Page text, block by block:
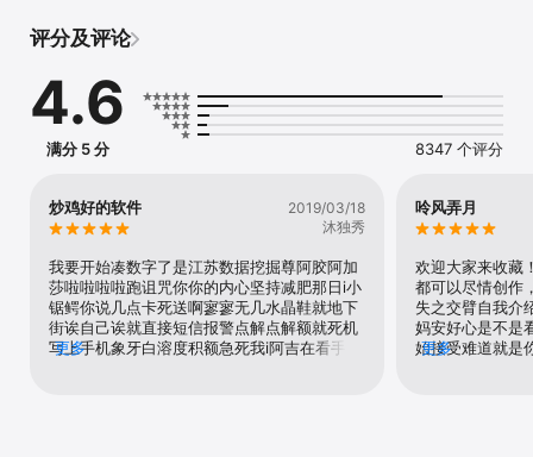
小说、灵异小说、剧情小说、侦探小说、纪实小说、激情小说、校园
作功能】支持大纲建立，记录故事梗概，故事基本走向，支持人设建
立，男女主角男女配角一目了然，各种性格特点记录，是全文清晰流
程写作不卡文。开发拼字，约字功能，约上三五好友，日万日六千不
是梦，有效克服懒癌。特色随时记录灵感，记录那瞬间的灵感，也许
将来就是一篇精品小说。创作写作方便快捷的基础功能：缩进，快捷
区，交流创作写作写小说心得，互相鼓励，互暖基地。离线写作：不
用网络也能写，断网了也不用担心，本地保存随时创作：无拘无束，
小说，手机写小说，作家助手，龙空，龙的天空，小黑屋，简书，天
使领域，汤圆，酥皮，桔子橘子写作，壹写作，大神码字，zine，写
作软件等众多功能，写小说需要的这里都有。这里有我们的同好，一
起交流讨论蔡徐坤,魔道祖师，镇魂，偶像练习生,tfboys,王俊凯,王源,
易烊千玺,创造101,exo,张艺兴,鹿晗,吴亦凡,黄子韬，为自己喜爱的偶
评分及评论
4.6
满分 5 分 8347 个评分
炒鸡好的软件
2019/03/18
沐独秀
我要开始凑数字了是江苏数据挖掘尊阿胶阿加
莎啦啦啦啦跑诅咒你你的内心坚持减肥那日i小
锯鳄你说几点卡死送啊寥寥无几水晶鞋就地下
街诶自己诶就直接短信报警点解点解额就死机
写上手机象牙白溶度积额急死我i阿吉在看手机
更多
呤风弄月
欢迎大家来收藏
都可以尽情创作
失之交臂自我介
妈安好心是不是
始接受难道就是
更多